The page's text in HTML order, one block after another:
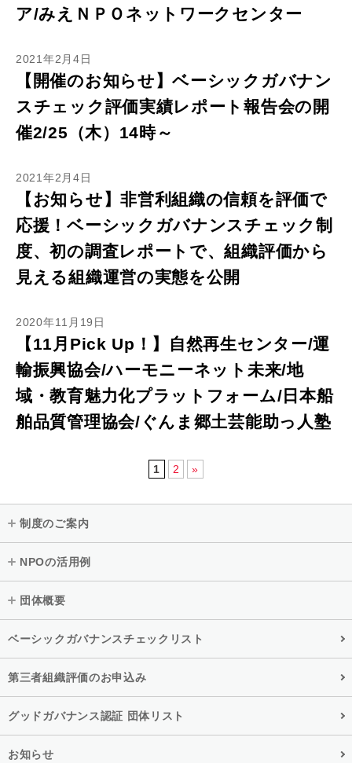
ア/みえＮＰＯネットワークセンター
2021年2月4日
【開催のお知らせ】ベーシックガバナン
スチェック評価実績レポート報告会の開
催2/25（木）14時～
2021年2月4日
【お知らせ】非営利組織の信頼を評価で
応援！ベーシックガバナンスチェック制
度、初の調査レポートで、組織評価から
見える組織運営の実態を公開
2020年11月19日
【11月Pick Up！】自然再生センター/運
輸振興協会/ハーモニーネット未来/地
域・教育魅力化プラットフォーム/日本船
舶品質管理協会/ぐんま郷土芸能助っ人塾
1 2 »
制度のご案内
NPOの活用例
団体概要
ベーシックガバナンスチェックリスト
第三者組織評価のお申込み
グッドガバナンス認証 団体リスト
お知らせ